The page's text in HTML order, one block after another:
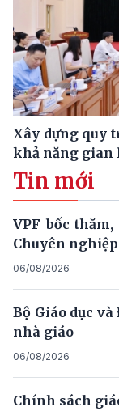
Xây dựng quy
khả năng gian
Tin mới
VPF bốc
Chuyên
06/08/2026
Bộ Giáo dục
nhà giáo
06/08/2026
Chính sách